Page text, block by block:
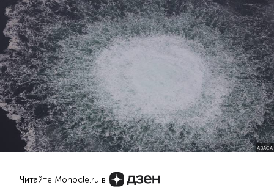
ABACA
Читайте Monocle.ru в